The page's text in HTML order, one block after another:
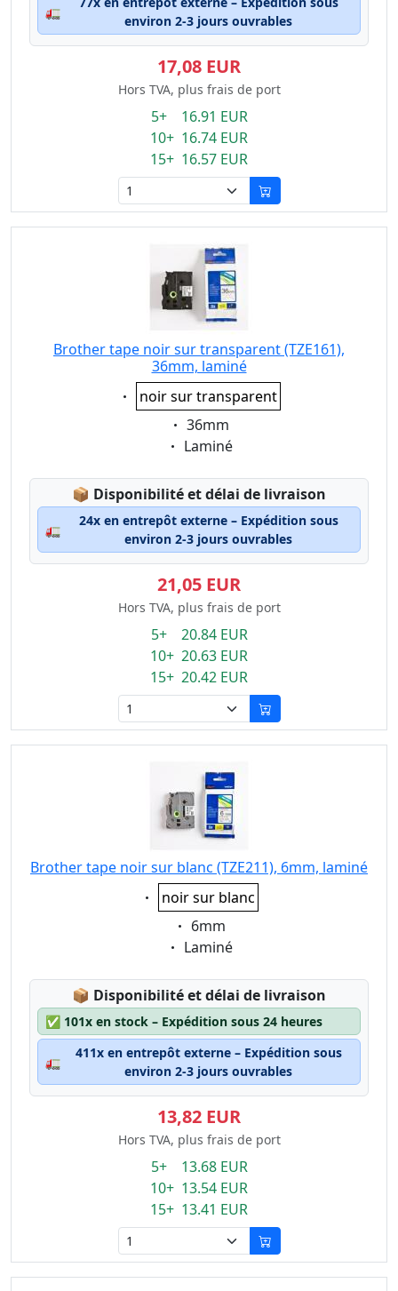
🚛
environ 2-3 jours ouvrables
17,08 EUR
Hors TVA, plus frais de port
5+ 16.91 EUR
10+ 16.74 EUR
15+ 16.57 EUR
Brother tape noir sur transparent (TZE161),
36mm, laminé
Eigenschaft:
noir sur transparent
Eigenschaft:
36mm
Eigenschaft:
Laminé
📦 Lagerstatus:
Disponibilité et délai de livraison
🚛
24x en entrepôt externe – Expédition sous
environ 2-3 jours ouvrables
21,05 EUR
Hors TVA, plus frais de port
5+ 20.84 EUR
10+ 20.63 EUR
15+ 20.42 EUR
Brother tape noir sur blanc (TZE211), 6mm, laminé
Eigenschaft:
noir sur blanc
Eigenschaft:
6mm
Eigenschaft:
Laminé
📦 Lagerstatus:
Disponibilité et délai de livraison
✅ 101x en stock – Expédition sous 24 heures
🚛
411x en entrepôt externe – Expédition sous
environ 2-3 jours ouvrables
13,82 EUR
Hors TVA, plus frais de port
5+ 13.68 EUR
10+ 13.54 EUR
15+ 13.41 EUR